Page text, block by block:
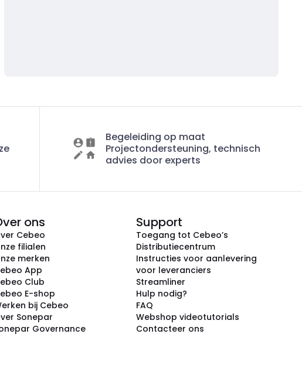
Begeleiding op maat
Projectondersteuning, technisch
advies door experts
ons
Cebeo
filialen
merken
App
Club
E-shop
bij Cebeo
Sonepar
Governance
Support
Toegang tot Cebeo’s
Distributiecentrum
Instructies voor aanlevering
voor leveranciers
Streamliner
Hulp nodig?
FAQ
Webshop videotutorials
Contacteer ons